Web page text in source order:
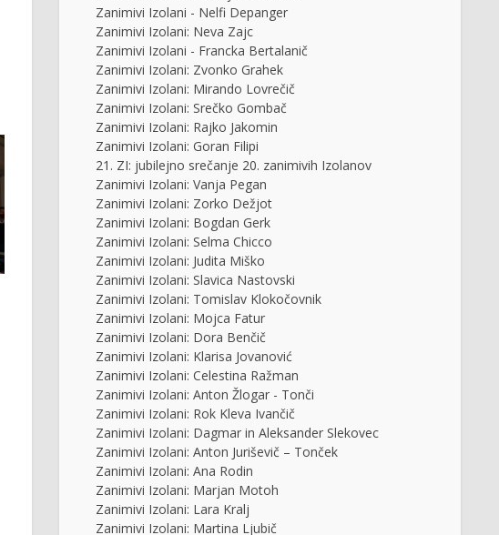
Zanimivi Izolani - Nelfi Depanger
Zanimivi Izolani: Neva Zajc
Zanimivi Izolani - Francka Bertalanič
Zanimivi Izolani: Zvonko Grahek
Zanimivi Izolani: Mirando Lovrečič
Zanimivi Izolani: Srečko Gombač
Zanimivi Izolani: Rajko Jakomin
Zanimivi Izolani: Goran Filipi
21. ZI: jubilejno srečanje 20. zanimivih Izolanov
Zanimivi Izolani: Vanja Pegan
Zanimivi Izolani: Zorko Dežjot
Zanimivi Izolani: Bogdan Gerk
Zanimivi Izolani: Selma Chicco
Zanimivi Izolani: Judita Miško
Zanimivi Izolani: Slavica Nastovski
Zanimivi Izolani: Tomislav Klokočovnik
Zanimivi Izolani: Mojca Fatur
Zanimivi Izolani: Dora Benčič
Zanimivi Izolani: Klarisa Jovanović
Zanimivi Izolani: Celestina Ražman
Zanimivi Izolani: Anton Žlogar - Tonči
Zanimivi Izolani: Rok Kleva Ivančič
Zanimivi Izolani: Dagmar in Aleksander Slekovec
Zanimivi Izolani: Anton Juriševič – Tonček
Zanimivi Izolani: Ana Rodin
Zanimivi Izolani: Marjan Motoh
Zanimivi Izolani: Lara Kralj
Zanimivi Izolani: Martina Ljubič